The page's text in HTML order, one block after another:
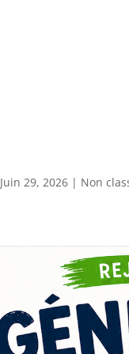
Juin 29, 2026 | Non